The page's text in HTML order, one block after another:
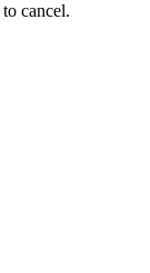
to cancel.